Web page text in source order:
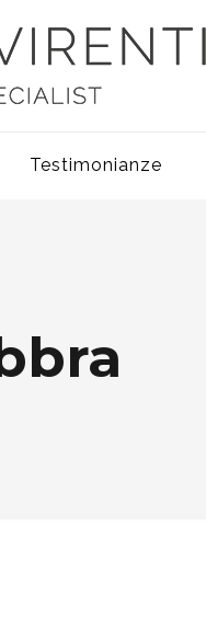
Testimonianze